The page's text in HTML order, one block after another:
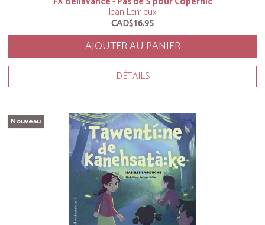
Jean Lemieux
CAD$16.95
AJOUTER AU PANIER
DÉTAILS
Nouveau